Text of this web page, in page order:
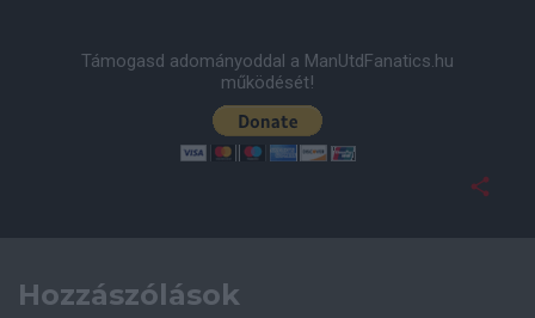
Támogasd adományoddal a ManUtdFanatics.hu
működését!
Hozzászólások